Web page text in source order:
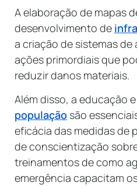
A elaboração de mapas
desenvolvimento de
a criação de sistemas
ações primordiais que
reduzir danos materiais.
Além disso, a educação
população são
eficácia das medidas de
de conscientização
treinamentos de como
emergência capacitam